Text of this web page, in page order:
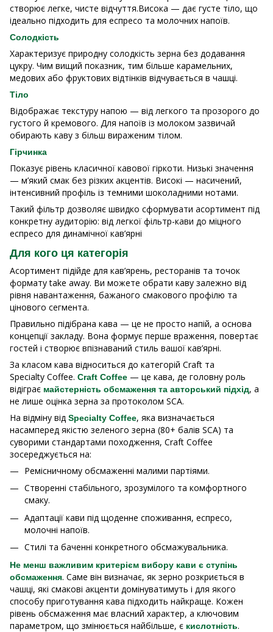
створює легке, чисте відчуття.Висока — дає густе тіло, що
ідеально підходить для еспресо та молочних напоїв.
Солодкість
Характеризує природну солодкість зерна без додавання
цукру. Чим вищий показник, тим більше карамельних,
медових або фруктових відтінків відчувається в чашці.
Тіло
Відображає текстуру напою — від легкого та прозорого до
густого й кремового. Для напоїв із молоком зазвичай
обирають каву з більш вираженим тілом.
Гірчинка
Показує рівень класичної кавової гіркоти. Низькі значення
— м’який смак без різких акцентів. Високі — насичений,
інтенсивний профіль із темними шоколадними нотами.
Такий фільтр дозволяє швидко сформувати асортимент під
конкретну аудиторію: від легкої фільтр-кави до міцного
еспресо для динамічної кав’ярні
Для кого ця категорія
Асортимент підійде для кав’ярень, ресторанів та точок
формату take away. Ви можете обрати каву залежно від
рівня навантаження, бажаного смакового профілю та
цінового сегмента.
Правильно підібрана кава — це не просто напій, а основа
концепції закладу. Вона формує перше враження, повертає
гостей і створює впізнаваний стиль вашої кав’ярні.
За класом кава відноситься до категорій Craft та
Specialty Coffee. Craft Coffee — це кава, де головну роль
відіграє майстерність обсмаження та авторський підхід, а
не лише оцінка зерна за протоколом SCA.
На відміну від Specialty Coffee, яка визначається
насамперед якістю зеленого зерна (80+ балів SCA) та
суворими стандартами походження, Craft Coffee
зосереджується на:
Ремісничному обсмаженні малими партіями.
Створенні стабільного, зрозумілого та комфортного
смаку.
Адаптації кави під щоденне споживання, еспресо,
молочні напоїв.
Стилі та баченні конкретного обсмажувальника.
Не менш важливим критерієм вибору кави є ступінь
обсмаження. Саме він визначає, як зерно розкриється в
чашці, які смакові акценти домінуватимуть і для якого
способу приготування кава підходить найкраще. Кожен
рівень обсмаження має власний характер, а ключовим
параметром, що змінюється найбільше, є кислотність.